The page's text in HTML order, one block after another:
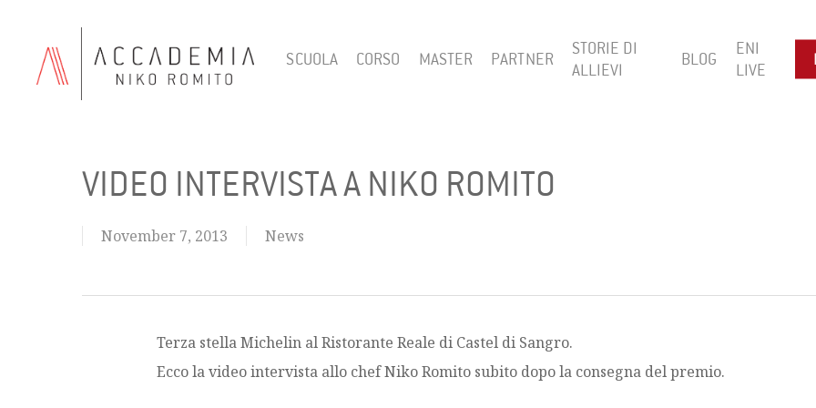
Hit enter to search or ESC to close
SCUOLA CORSO MASTER PARTNER
STORIE DI
ALLIEVI
BLOG
ENI
LIVE
VIDEO INTERVISTA A NIKO ROMITO
November 7, 2013 News
Terza stella Michelin al Ristorante Reale di Castel di Sangro.
Ecco la video intervista allo chef Niko Romito subito dopo la consegna del premio.